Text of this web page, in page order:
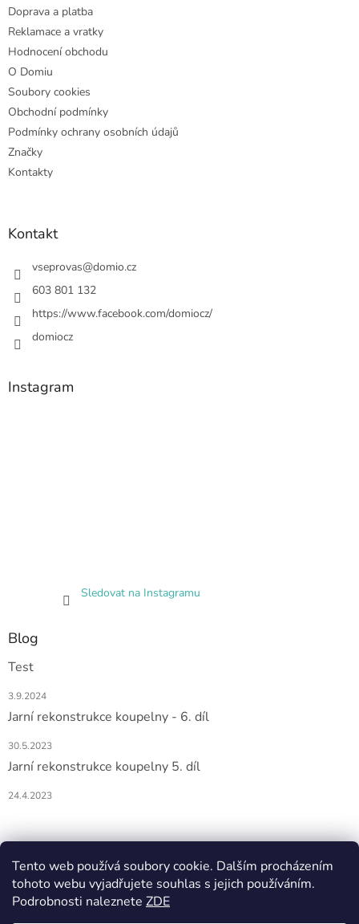
Tento web používá soubory cookie. Dalším procházením
tohoto webu vyjadřujete souhlas s jejich používáním.
Podrobnosti naleznete ZDE
Doprava a platba
Reklamace a vratky
Hodnocení obchodu
O Domiu
Soubory cookies
Obchodní podmínky
Podmínky ochrany osobních údajů
Značky
Kontakty
Kontakt
vseprovas@domio.cz
603 801 132
https://www.facebook.com/domiocz/
domiocz
Instagram
Sledovat na Instagramu
Blog
Test
3.9.2024
Jarní rekonstrukce koupelny - 6. díl
30.5.2023
Jarní rekonstrukce koupelny 5. díl
24.4.2023
Nákupní košík
0KS /0 KČ